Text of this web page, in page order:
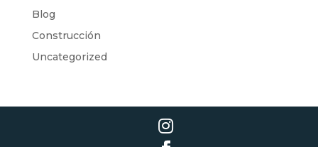
Blog
Construcción
Uncategorized